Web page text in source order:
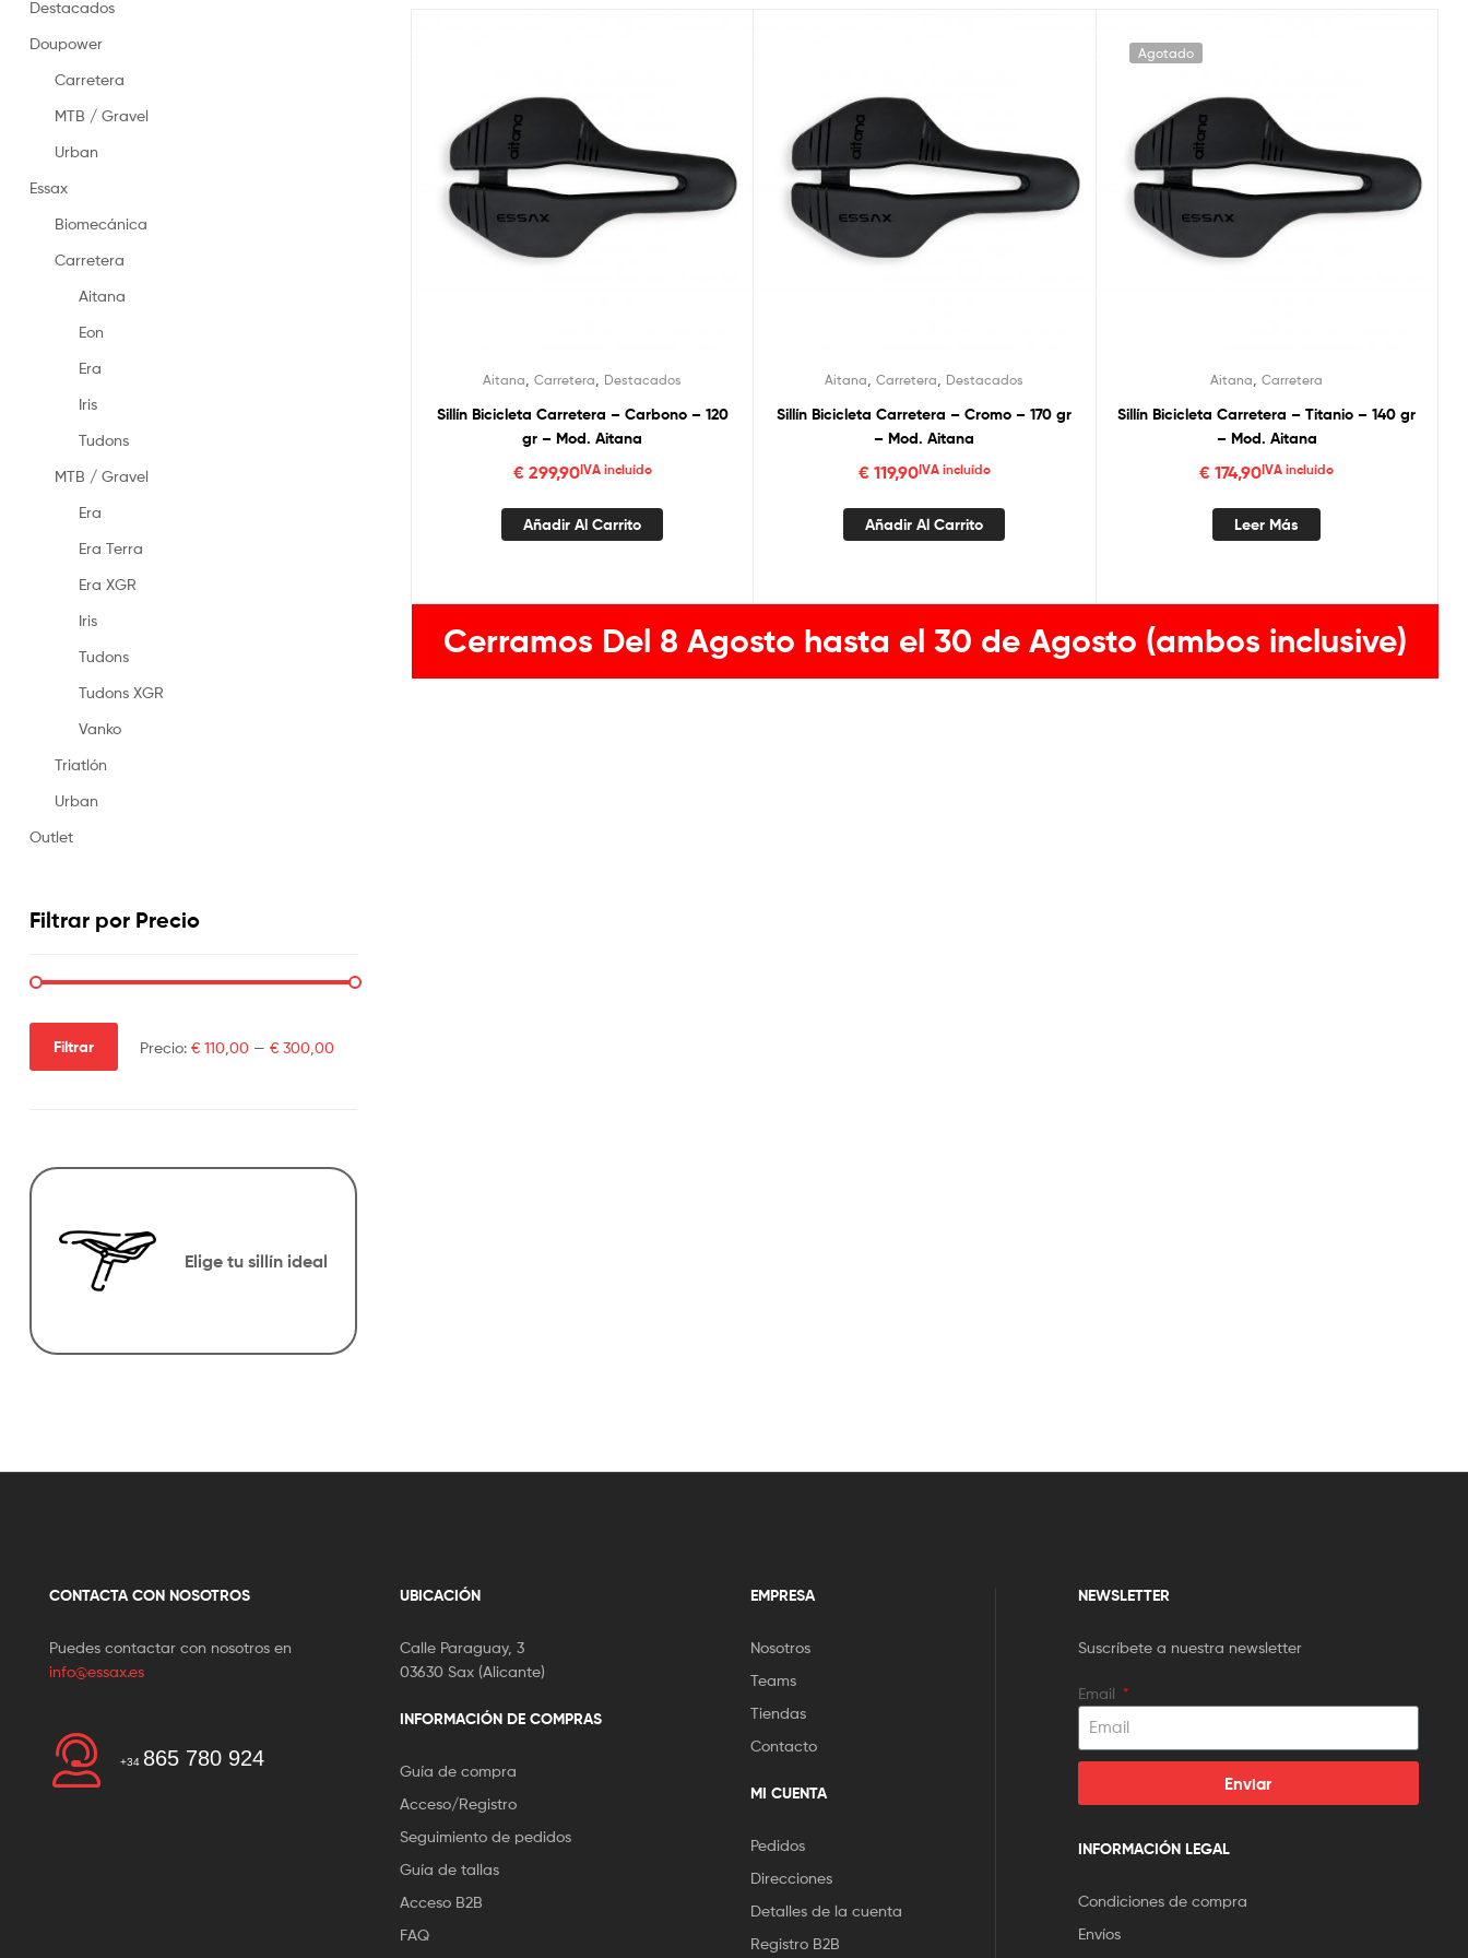
en
–
in
Spain
Aitana ,Carretera Destacados
Sillín Bicicleta Carretera – Carbono – 120
gr – Mod. Aitana
€299,90IVA incluído
Añadir Al Carrito
Aitana ,Carretera Destacados
Sillín Bicicleta Carretera – Cromo – 170 gr
– Mod. Aitana
€119,90IVA incluído
Añadir Al Carrito
Agotado
Aitana ,Carretera
Sillín Bicicleta Carretera – Titanio – 140 gr
– Mod. Aitana
€ 174,90IVA incluído
Leer Más
Cerramos Del 8 Agosto hasta el 30 de Agosto (ambos inclusive)
Destacados
Doupower
Carretera
MTB / Gravel
Urban
Essax
Biomecánica
Carretera
Aitana
Eon
Era
Iris
Tudons
MTB / Gravel
Era
Era Terra
Era XGR
Iris
Tudons
Tudons XGR
Vanko
Triatlón
Urban
Outlet
Filtrar por Precio
Filtrar Precio:€ 110,00 —€ 300,00
Elige tu sillín ideal
CONTACTA CON NOSOTROS
Puedes contactar con nosotros en
info@essax.es
+34 865 780 924
UBICACIÓN
Calle Paraguay, 3
03630 Sax (Alicante)
INFORMACIÓN DE COMPRAS
Guía de compra
Acceso/Registro
Seguimiento de pedidos
Guía de tallas
Acceso B2B
FAQ
EMPRESA
Nosotros
Teams
Tiendas
Contacto
MI CUENTA
Pedidos
Direcciones
Detalles de la cuenta
Registro B2B
NEWSLETTER
Suscríbete a nuestra newsletter
Email
Enviar
INFORMACIÓN LEGAL
Condiciones de compra
Envíos